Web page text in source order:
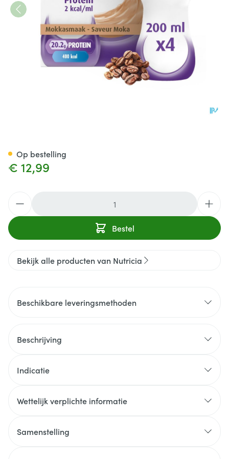
€ 12,99
Bestel
Op bestelling
Bekijk alle producten van Nutricia
Beschikbare leveringsmethoden
Beschrijving
Indicatie
Wettelijk verplichte informatie
Samenstelling